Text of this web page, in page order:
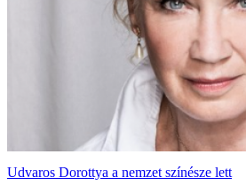
Udvaros Dorottya a nemzet színésze lett